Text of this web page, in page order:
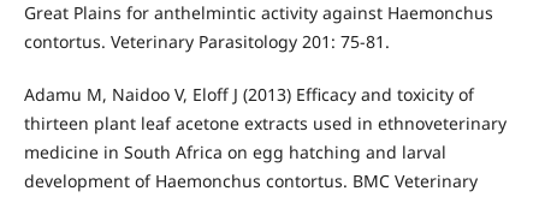
Great Plains for anthelmintic activity against Haemonchus
contortus. Veterinary Parasitology 201: 75-81.
Adamu M, Naidoo V, Eloff J (2013) Efficacy and toxicity of
thirteen plant leaf acetone extracts used in ethnoveterinary
medicine in South Africa on egg hatching and larval
development of Haemonchus contortus. BMC Veterinary